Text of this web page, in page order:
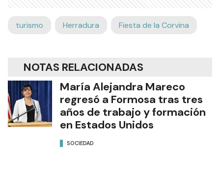
turismo Herradura Fiesta de la Corvina
NOTAS RELACIONADAS
María Alejandra Mareco
regresó a Formosa tras tres
años de trabajo y formación
en Estados Unidos
SOCIEDAD